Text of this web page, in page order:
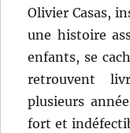
Olivier Casas,
une histoire
enfants, se
retrouvent
plusieurs
fort et